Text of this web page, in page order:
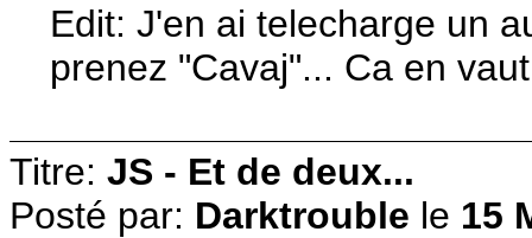
Edit: J'en ai telecharge un
prenez "Cavaj"... Ca en
Titre: JS - Et de deux...
Posté par: Darktrouble le 15